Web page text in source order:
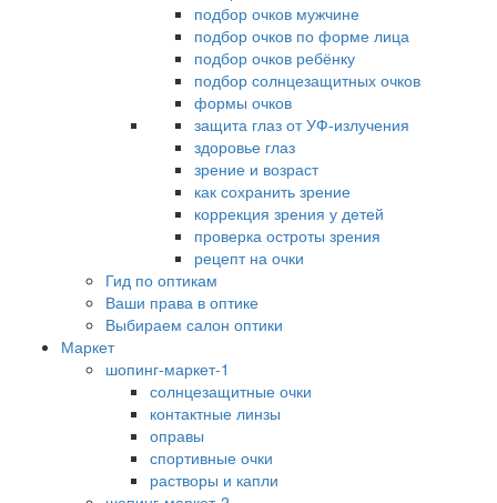
подбор очков мужчине
подбор очков по форме лица
подбор очков ребёнку
подбор солнцезащитных очков
формы очков
защита глаз от УФ-излучения
здоровье глаз
зрение и возраст
как сохранить зрение
коррекция зрения у детей
проверка остроты зрения
рецепт на очки
Гид по оптикам
Ваши права в оптике
Выбираем салон оптики
Маркет
шопинг-маркет-1
солнцезащитные очки
контактные линзы
оправы
спортивные очки
растворы и капли